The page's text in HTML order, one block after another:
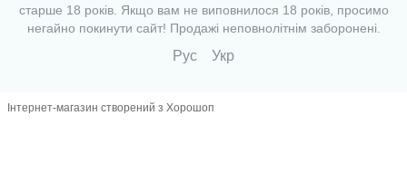
старше 18 років. Якщо вам не виповнилося 18 років, просимо
негайно покинути сайт! Продажі неповнолітнім заборонені.
Рус Укр
Інтернет-магазин створений з Хорошоп